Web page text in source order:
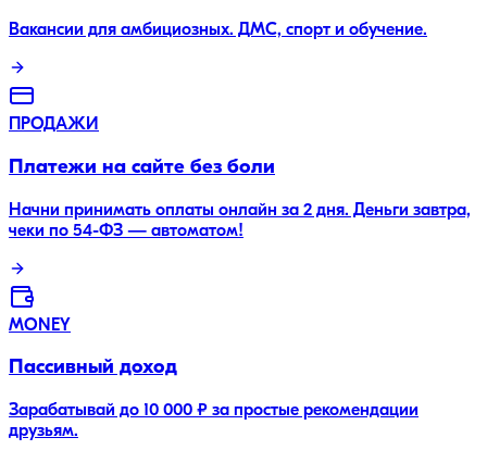
Вакансии для амбициозных. ДМС, спорт и обучение.
ПРОДАЖИ
Платежи на сайте без боли
Начни принимать оплаты онлайн за 2 дня. Деньги завтра,
чеки по 54-ФЗ — автоматом!
MONEY
Пассивный доход
Зарабатывай до 10 000 ₽ за простые рекомендации
друзьям.